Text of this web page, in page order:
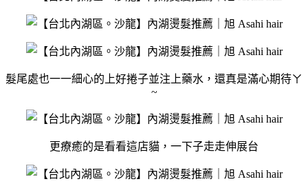
髮尾處也一一細心的上好捲子並注上藥水，還真是滿心期待ㄚ
~
更療癒的是看看這店貓，一下子走走伸展台